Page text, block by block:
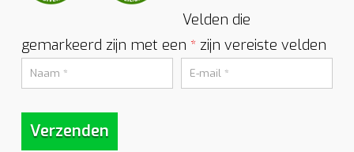
Velden die
gemarkeerd zijn met een *zijn vereiste velden